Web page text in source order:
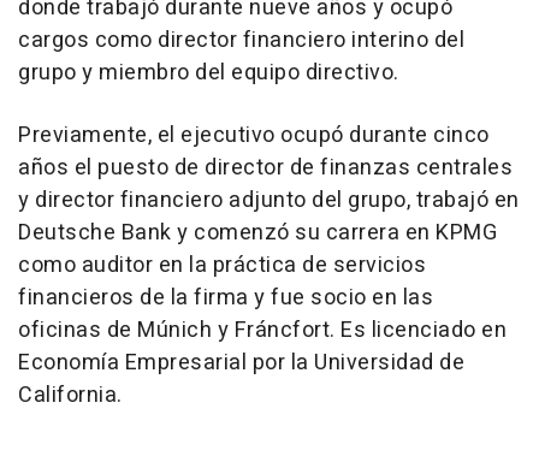
donde trabajó durante nueve años y ocupó
cargos como director financiero interino del
grupo y miembro del equipo directivo.
Previamente, el ejecutivo ocupó durante cinco
años el puesto de director de finanzas centrales
y director financiero adjunto del grupo, trabajó en
Deutsche Bank y comenzó su carrera en KPMG
como auditor en la práctica de servicios
financieros de la firma y fue socio en las
oficinas de Múnich y Fráncfort. Es licenciado en
Economía Empresarial por la Universidad de
California.